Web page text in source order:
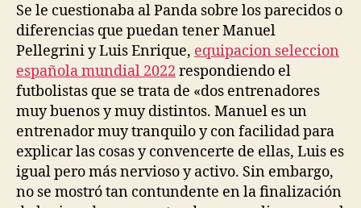
Se le cuestionaba al Panda sobre los parecidos o
diferencias que puedan tener Manuel
Pellegrini y Luis Enrique, equipacion seleccion
española mundial 2022 respondiendo el
futbolistas que se trata de «dos entrenadores
muy buenos y muy distintos. Manuel es un
entrenador muy tranquilo y con facilidad para
explicar las cosas y convencerte de ellas, Luis es
igual pero más nervioso y activo. Sin embargo,
no se mostró tan contundente en la finalización